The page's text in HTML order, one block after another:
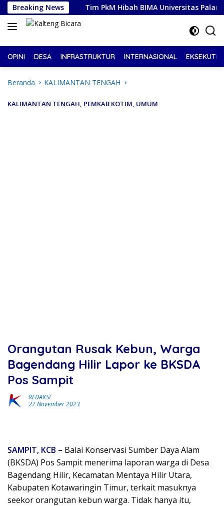
Langsung
ke
konten
Breaking NewsTim PkM Hibah BIMA Universitas Palangka Raya
OPINI DESA INFRASTRUKTUR INTERNASIONAL EKSEKUTIF
Beranda KALIMANTAN TENGAH
KALIMANTAN TENGAH, PEMKAB KOTIM, UMUM
Orangutan Rusak Kebun, Warga
Bagendang Hilir Lapor ke BKSDA
Pos Sampit
REDAKSI
27 November 2023
SAMPIT, KCB – Balai Konservasi Sumber Daya Alam
(BKSDA) Pos Sampit menerima laporan warga di Desa
Bagendang Hilir, Kecamatan Mentaya Hilir Utara,
Kabupaten Kotawaringin Timur, terkait masuknya
seekor orangutan kebun warga. Tidak hanya itu,